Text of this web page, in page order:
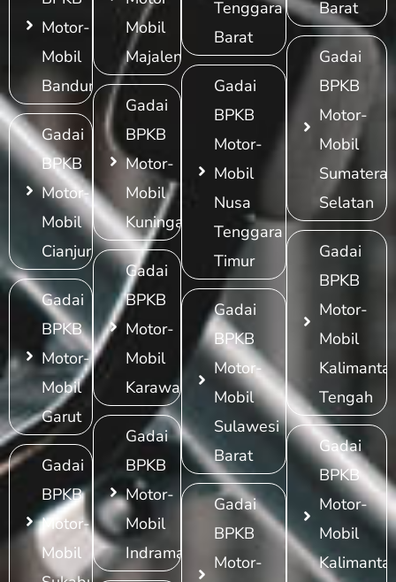
Motor-
Mobil
Bandung
Gadai
BPKB
Motor-
Mobil
Cianjur
Gadai
BPKB
Motor-
Mobil
Garut
Gadai
BPKB
Motor-
Mobil
Mobil
Majalengka
Gadai
BPKB
Motor-
Mobil
Kuningan
Gadai
BPKB
Motor-
Mobil
Karawang
Gadai
BPKB
Motor-
Mobil
Indramayu
Tenggara
Barat
Gadai
BPKB
Motor-
Mobil
Nusa
Tenggara
Timur
Gadai
BPKB
Motor-
Mobil
Sulawesi
Barat
Gadai
BPKB
Motor-
Barat
Gadai
BPKB
Motor-
Mobil
Sumatera
Selatan
Gadai
BPKB
Motor-
Mobil
Tengah
Gadai
BPKB
Motor-
Mobil